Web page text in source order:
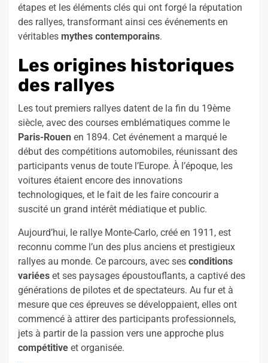
étapes et les éléments clés qui ont forgé la réputation
des rallyes, transformant ainsi ces événements en
véritables mythes contemporains.
Les origines historiques
des rallyes
Les tout premiers rallyes datent de la fin du 19ème
siècle, avec des courses emblématiques comme le
Paris-Rouen en 1894. Cet événement a marqué le
début des compétitions automobiles, réunissant des
participants venus de toute l’Europe. À l’époque, les
voitures étaient encore des innovations
technologiques, et le fait de les faire concourir a
suscité un grand intérêt médiatique et public.
Aujourd’hui, le rallye Monte-Carlo, créé en 1911, est
reconnu comme l’un des plus anciens et prestigieux
rallyes au monde. Ce parcours, avec ses conditions
variées et ses paysages époustouflants, a captivé des
générations de pilotes et de spectateurs. Au fur et à
mesure que ces épreuves se développaient, elles ont
commencé à attirer des participants professionnels,
jets à partir de la passion vers une approche plus
compétitive et organisée.